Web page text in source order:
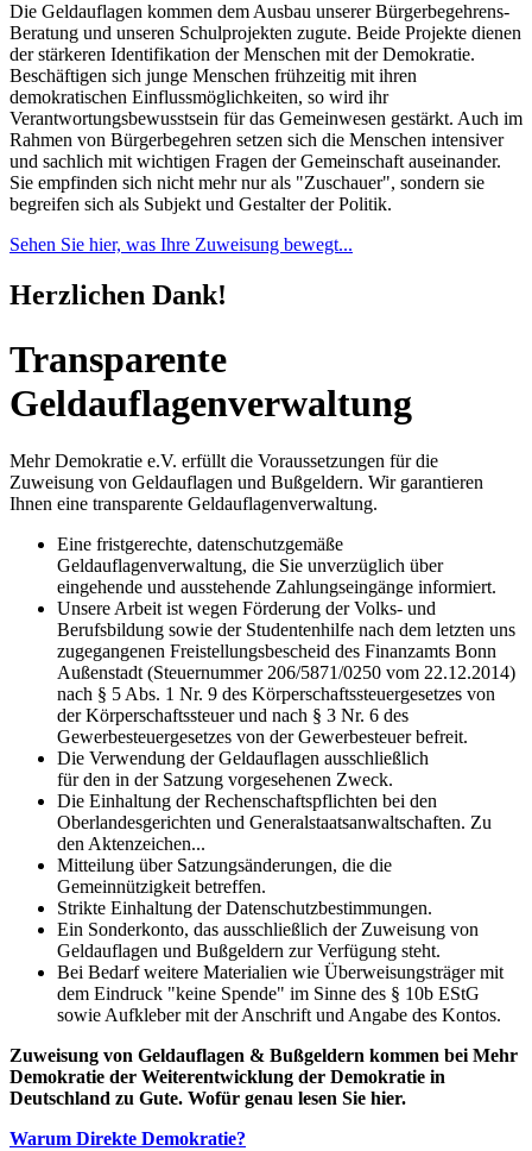
Die Geldauflagen kommen dem Ausbau unserer Bürgerbegehrens-
Beratung und unseren Schulprojekten zugute. Beide Projekte dienen
der stärkeren Identifikation der Menschen mit der Demokratie.
Beschäftigen sich junge Menschen frühzeitig mit ihren
demokratischen Einflussmöglichkeiten, so wird ihr
Verantwortungsbewusstsein für das Gemeinwesen gestärkt. Auch im
Rahmen von Bürgerbegehren setzen sich die Menschen intensiver
und sachlich mit wichtigen Fragen der Gemeinschaft auseinander.
Sie empfinden sich nicht mehr nur als "Zuschauer", sondern sie
begreifen sich als Subjekt und Gestalter der Politik.
Sehen Sie hier, was Ihre Zuweisung bewegt...
Herzlichen Dank!
Transparente
Geldauflagenverwaltung
Mehr Demokratie e.V. erfüllt die Voraussetzungen für die
Zuweisung von Geldauflagen und Bußgeldern. Wir garantieren
Ihnen eine transparente Geldauflagenverwaltung.
Eine fristgerechte, datenschutzgemäße
Geldauflagenverwaltung, die Sie unverzüglich über
eingehende und ausstehende Zahlungseingänge informiert.
Unsere Arbeit ist wegen Förderung der Volks- und
Berufsbildung sowie der Studentenhilfe nach dem letzten uns
zugegangenen Freistellungsbescheid des Finanzamts Bonn
Außenstadt (Steuernummer 206/5871/0250 vom 22.12.2014)
nach § 5 Abs. 1 Nr. 9 des Körperschaftssteuergesetzes von
der Körperschaftssteuer und nach § 3 Nr. 6 des
Gewerbesteuergesetzes von der Gewerbesteuer befreit.
Die Verwendung der Geldauflagen ausschließlich
für den in der Satzung vorgesehenen Zweck.
Die Einhaltung der Rechenschaftspflichten bei den
Oberlandesgerichten und Generalstaatsanwaltschaften. Zu
den Aktenzeichen...
Mitteilung über Satzungsänderungen, die die
Gemeinnützigkeit betreffen.
Strikte Einhaltung der Datenschutzbestimmungen.
Ein Sonderkonto, das ausschließlich der Zuweisung von
Geldauflagen und Bußgeldern zur Verfügung steht.
Bei Bedarf weitere Materialien wie Überweisungsträger mit
dem Eindruck "keine Spende" im Sinne des § 10b EStG
sowie Aufkleber mit der Anschrift und Angabe des Kontos.
Zuweisung von Geldauflagen & Bußgeldern kommen bei Mehr
Demokratie der Weiterentwicklung der Demokratie in
Deutschland zu Gute. Wofür genau lesen Sie hier.
Warum Direkte Demokratie?